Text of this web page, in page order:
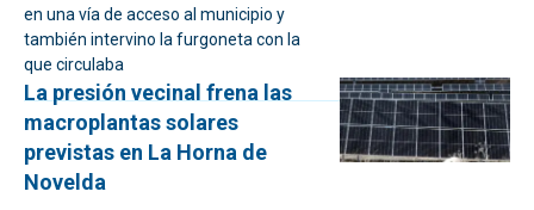
en una vía de acceso al municipio y
también intervino la furgoneta con la
que circulaba
La presión vecinal frena las
macroplantas solares
previstas en La Horna de
Novelda